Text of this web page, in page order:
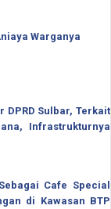
Warganya
DPRD Sulbar, Terkait
Infrastrukturnya
Cafe Special
di Kawasan BTP